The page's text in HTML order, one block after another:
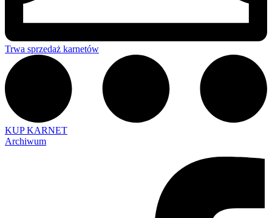
Trwa sprzedaż karnetów
KUP KARNET
Archiwum